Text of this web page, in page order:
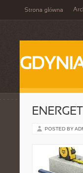
Strona główna
POSTED BY